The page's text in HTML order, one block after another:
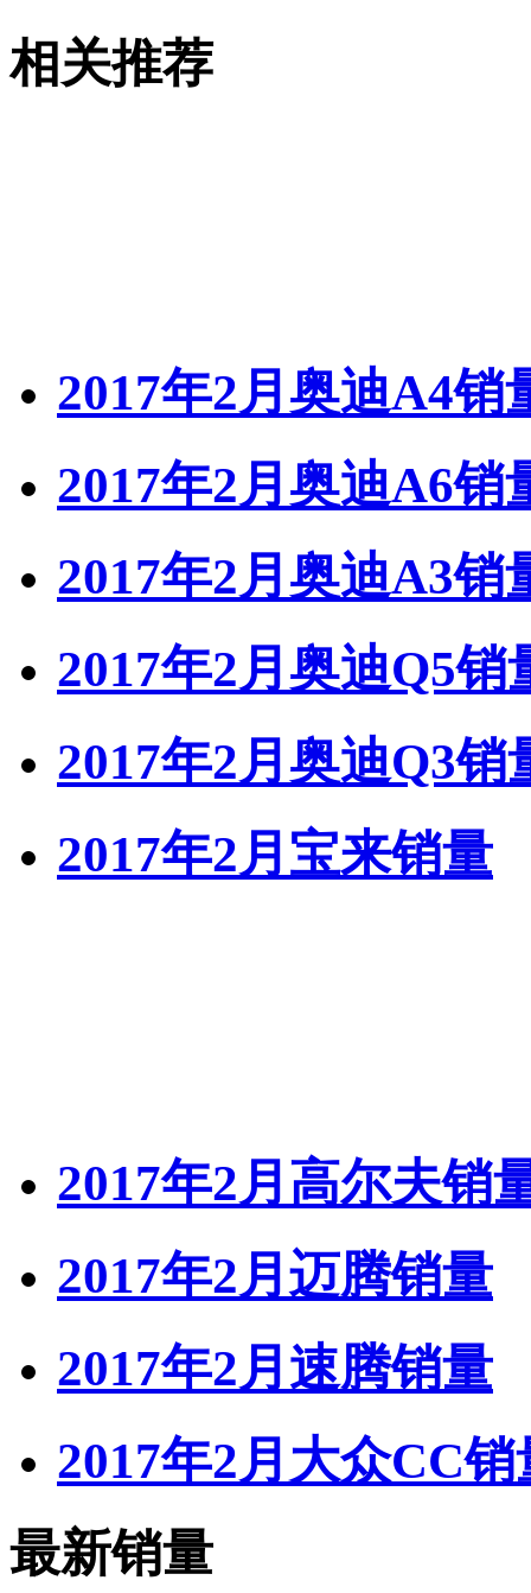
相关推荐
2017年2月奥迪A4销
2017年2月奥迪A6销
2017年2月奥迪A3销
2017年2月奥迪Q5销
2017年2月奥迪Q3销
2017年2月宝来销量
2017年2月高尔夫销
2017年2月迈腾销量
2017年2月速腾销量
2017年2月大众CC销
最新销量